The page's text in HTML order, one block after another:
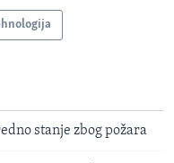
stanje zbog požara